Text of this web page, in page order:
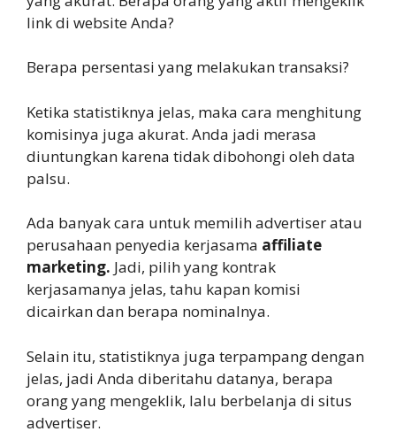
link di website Anda?
Berapa persentasi yang melakukan transaksi?
Ketika statistiknya jelas, maka cara menghitung
komisinya juga akurat. Anda jadi merasa
diuntungkan karena tidak dibohongi oleh data
palsu.
Ada banyak cara untuk memilih advertiser atau
perusahaan penyedia kerjasama affiliate
marketing. Jadi, pilih yang kontrak
kerjasamanya jelas, tahu kapan komisi
dicairkan dan berapa nominalnya.
Selain itu, statistiknya juga terpampang dengan
jelas, jadi Anda diberitahu datanya, berapa
orang yang mengeklik, lalu berbelanja di situs
advertiser.